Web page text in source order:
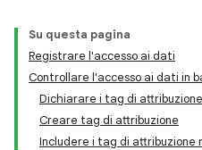
Su questa pagina
Registrare l'accesso ai dati
Controllare l'accesso ai dati in
Dichiarare i tag di
Creare tag di attribuzione
Includere i tag di attribuzione